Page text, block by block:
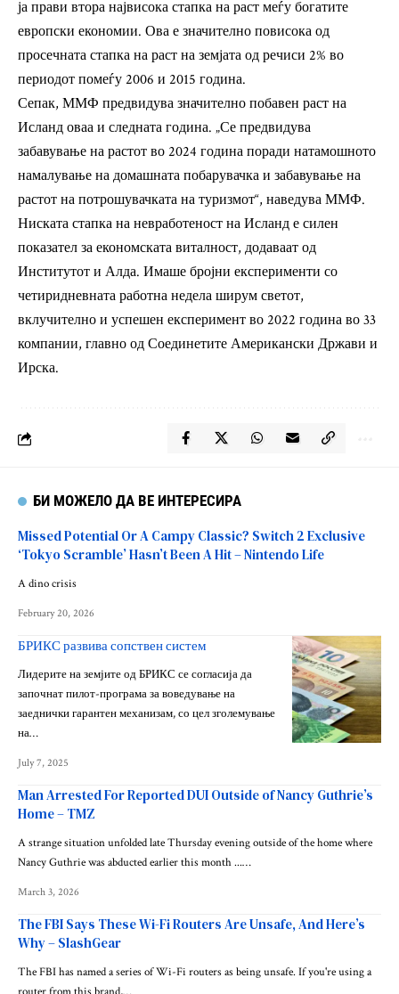
ја прави втора највисока стапка на раст меѓу богатите
европски економии. Ова е значително повисока од
просечната стапка на раст на земјата од речиси 2% во
периодот помеѓу 2006 и 2015 година.
Сепак, ММФ предвидува значително побавен раст на
Исланд оваа и следната година. „Се предвидува
забавување на растот во 2024 година поради натамошното
намалување на домашната побарувачка и забавување на
растот на потрошувачката на туризмот“, наведува ММФ.
Ниската стапка на невработеност на Исланд е силен
показател за економската виталност, додаваат од
Институтот и Алда. Имаше бројни експерименти со
четиридневната работна недела ширум светот,
вклучително и успешен експеримент во 2022 година во 33
компании, главно од Соединетите Американски Држави и
Ирска.
БИ МОЖЕЛО ДА ВЕ ИНТЕРЕСИРА
Missed Potential Or A Campy Classic? Switch 2 Exclusive
‘Tokyo Scramble’ Hasn’t Been A Hit – Nintendo Life
A dino crisis
February 20, 2026
БРИКС развива сопствен систем
Лидерите на земјите од БРИКС се согласија да
започнат пилот-програма за воведување на
заеднички гарантен механизам, со цел зголемување
на…
July 7, 2025
Man Arrested For Reported DUI Outside of Nancy Guthrie’s
Home – TMZ
A strange situation unfolded late Thursday evening outside of the home where
Nancy Guthrie was abducted earlier this month ...…
March 3, 2026
The FBI Says These Wi-Fi Routers Are Unsafe, And Here’s
Why – SlashGear
The FBI has named a series of Wi-Fi routers as being unsafe. If you're using a